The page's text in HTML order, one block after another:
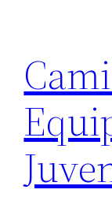
contenido